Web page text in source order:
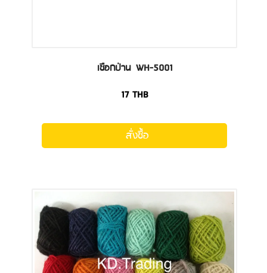
เชือกป่าน WH-5001
17THB
สั่งซื้อ